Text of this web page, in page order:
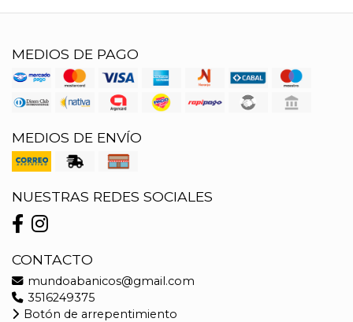
MEDIOS DE PAGO
MEDIOS DE ENVÍO
NUESTRAS REDES SOCIALES
CONTACTO
mundoabanicos@gmail.com
3516249375
Botón de arrepentimiento